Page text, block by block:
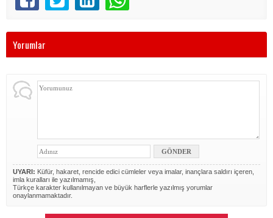
Yorumlar
UYARI: Küfür, hakaret, rencide edici cümleler veya imalar, inançlara saldırı içeren,
imla kuralları ile yazılmamış,
Türkçe karakter kullanılmayan ve büyük harflerle yazılmış yorumlar
onaylanmamaktadır.